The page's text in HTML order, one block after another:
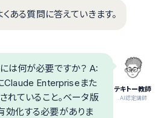
ある質問に答えていきます。
テキトー教師
.AI認定講師
は何が必要ですか？ A:
Claude Enterpriseまた
れていること。ベータ版
効化する必要がありま